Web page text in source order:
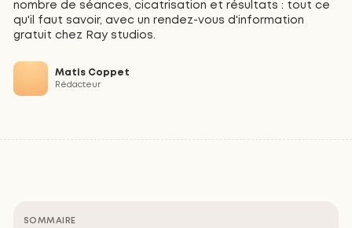
nombre de séances, cicatrisation et résultats : tout ce
qu'il faut savoir, avec un rendez-vous d'information
gratuit chez Ray studios.
Matis Coppet
Rédacteur
SOMMAIRE